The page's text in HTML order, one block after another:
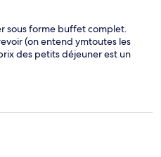
sous forme buffet complet.
(on entend ymtoutes les
des petits déjeuner est un